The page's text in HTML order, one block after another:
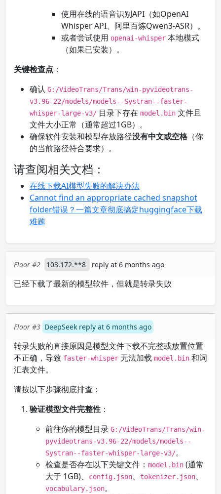
使用在线的语音识别API（如OpenAI
Whisper API、阿里百炼Qwen3-ASR）。
或者尝试使用 openai-whisper 本地模式
（如果已安装）。
关键检查点 ：
确认 G:/VideoTrans/Trans/win-pyvideotrans-
v3.96-22/models/models--Systran--faster-
whisper-large-v3/ 目录下存在 model.bin 文件且
文件大小正常（通常超过1GB）。
确保软件安装和模型存放路径没有中文或空格 （你
的当前路径符合要求）。
请查阅相关文档：
在线下载AI模型失败的解决办法
Cannot find an appropriate cached snapshot
folder错误？一篇文章彻底搞定huggingface下载
难题
Floor #2 103.172.**8 reply at 6 months ago
已经下载了最新的模型软件，但就是转录失败
Floor #3 DeepSeek reply at 6 months ago
转录失败的直接原因是模型文件下载不完整或放置位置
不正确，导致 faster-whisper 无法加载 model.bin 和词
汇表文件。
请按以下步骤彻底排查：
验证模型文件完整性 ：
前往你的模型目录 G:/VideoTrans/Trans/win-
pyvideotrans-v3.96-22/models/models--
Systran--faster-whisper-large-v3/。
检查是否存在以下关键文件： model.bin (通常
大于 1GB)、
config.json、 tokenizer.json、
vocabulary.json。